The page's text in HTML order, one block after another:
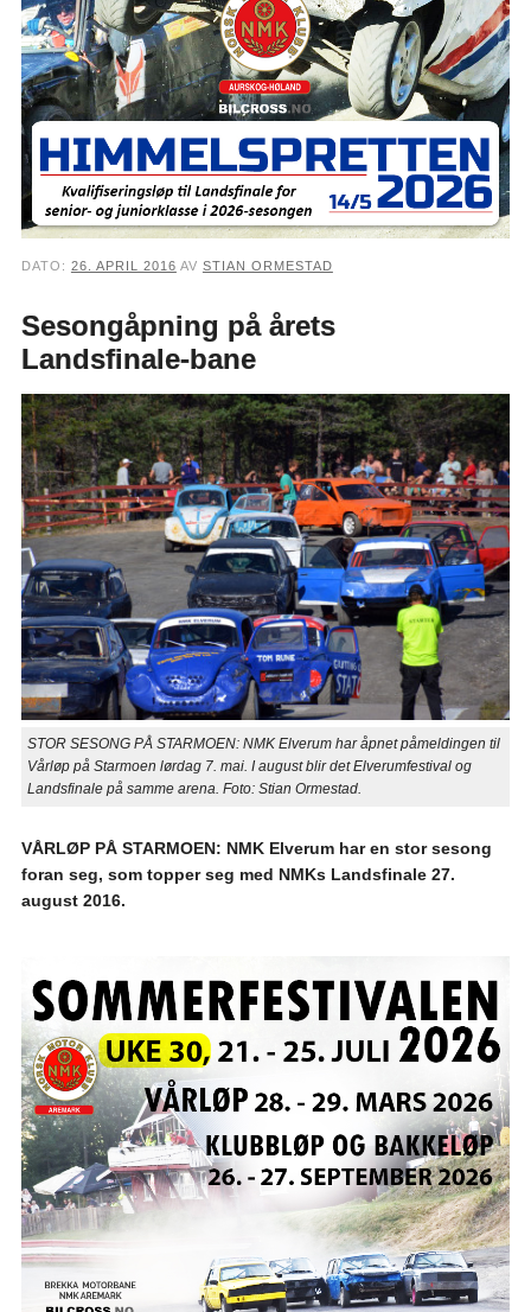
DATO: 26. APRIL 2016 AV STIAN ORMESTAD
Sesongåpning på årets
Landsfinale-bane
STOR SESONG PÅ STARMOEN: NMK Elverum har åpnet påmeldingen til
Vårløp på Starmoen lørdag 7. mai. I august blir det Elverumfestival og
Landsfinale på samme arena. Foto: Stian Ormestad.
VÅRLØP PÅ STARMOEN: NMK Elverum har en stor sesong
foran seg, som topper seg med NMKs Landsfinale 27.
august 2016.